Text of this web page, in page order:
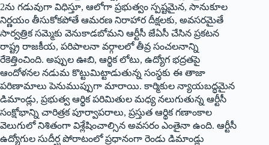
2ను గడువుగా విధిస్తూ, ఆలోగా ప్రభుత్వం స్పష్టమైన, సానుకూల
నిర్ణయం తీసుకోకపోతే ఆమరణ నిరాహార దీక్షలకు, అవసరమైతే
సార్వత్రిక సమ్మెకు వెనుకాడబోమని ఆర్టీసీ జేఏసీ చేసిన ప్రకటన
రాష్ట్ర రాజకీయ, పరిపాలనా వర్గాలలో తీవ్ర సంచలనాన్ని
రేకెత్తించింది. అప్పుల ఊబి, ఆర్థిక లోటు, ఉద్యోగ భద్రతపై
ఆందోళనల నడుమ కొట్టుమిట్టాడుతున్న సంస్థకు ఈ తాజా
పరిణామాలు పెనుముప్పుగా మారాయి. కార్మికుల న్యాయబద్ధమైన
డిమాండ్లు, ప్రభుత్వ ఆర్థిక పరిమితుల మధ్య నలుగుతున్న ఆర్టీసీ
సంక్షోభాన్ని చారిత్రక పూర్వాపరాలు, ప్రస్తుత ఆర్థిక గణాంకాల
వెలుగులో నిశితంగా విశ్లేషించాల్సిన అవసరం ఎంతైనా ఉంది. ఆర్టీసీ
ఉద్యోగుల సుదీర్ఘ పోరాటంలో ప్రధానంగా రెండు డిమాండ్లు